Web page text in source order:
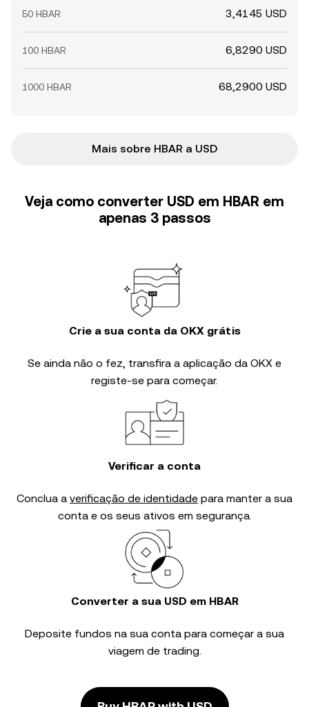
50 HBAR 3,4145 USD
100 HBAR 6,8290 USD
1000 HBAR 68,2900 USD
Mais sobre HBAR a USD
Veja como converter USD em HBAR em
apenas 3 passos
Crie a sua conta da OKX grátis
Se ainda não o fez, transfira a aplicação da OKX e
registe-se para começar.
Verificar a conta
Conclua a verificação de identidade para manter a sua
conta e os seus ativos em segurança.
Converter a sua USD em HBAR
Deposite fundos na sua conta para começar a sua
viagem de trading.